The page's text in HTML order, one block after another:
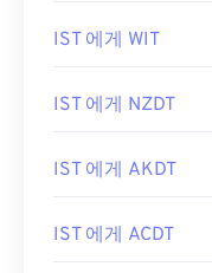
IST 에게 WIT
IST 에게 NZDT
IST 에게 AKDT
IST 에게 ACDT